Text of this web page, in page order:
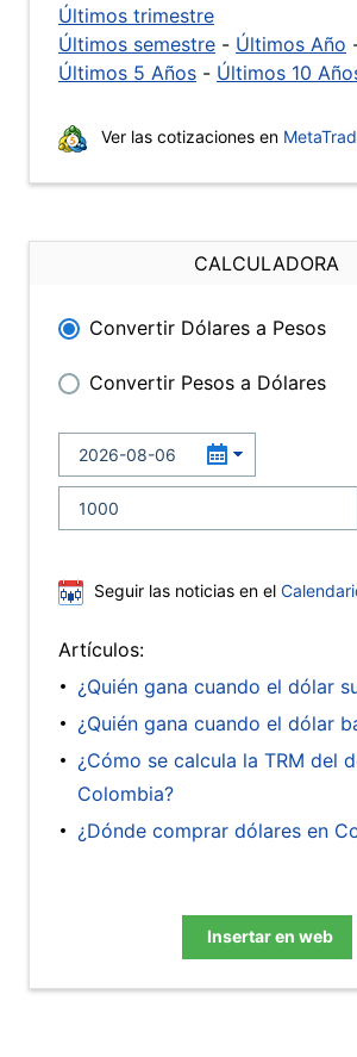
Últimos trimestre
Últimos semestre - Últimos Año
Últimos 5 Años - Últimos 10
Ver las cotizaciones en
CALCULADORA
Convertir Dólares a Pesos
Convertir Pesos a Dólares
Seguir las noticias en el
Artículos:
¿Quién gana cuando el dólar
¿Quién gana cuando el dólar
¿Cómo se calcula la TRM del
Colombia?
¿Dónde comprar dólares en
Insertar en web